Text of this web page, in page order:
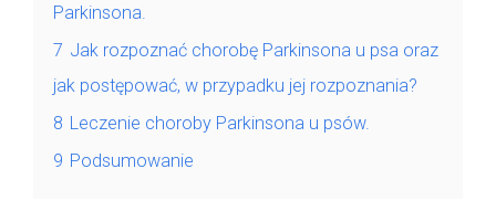
Parkinsona.
7 Jak rozpoznać chorobę Parkinsona u psa oraz
jak postępować, w przypadku jej rozpoznania?
8 Leczenie choroby Parkinsona u psów.
9 Podsumowanie